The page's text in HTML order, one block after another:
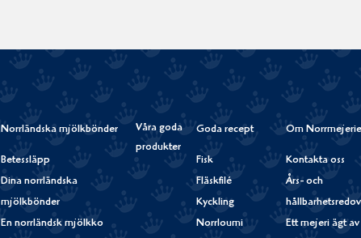
Norrländska mjölkbönder
Betessläpp
Dina norrländska
mjölkbönder
En norrländsk mjölkko
Våra goda
produkter
Goda recept
Fisk
Fläskfilé
Kyckling
Norrloumi
Om
Kontakta oss
Års- och
Ett mejeri ägt av